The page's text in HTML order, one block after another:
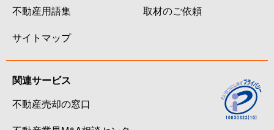
不動産用語集
サイトマップ
取材のご依頼
関連サービス
不動産売却の窓口